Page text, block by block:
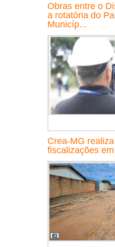
Obras entre o
a rotatória do
Municíp...
Crea-MG
fiscalizações